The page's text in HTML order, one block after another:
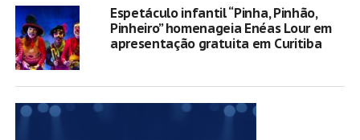
Espetáculo infantil “Pinha, Pinhão,
Pinheiro” homenageia Enéas Lour em
apresentação gratuita em Curitiba